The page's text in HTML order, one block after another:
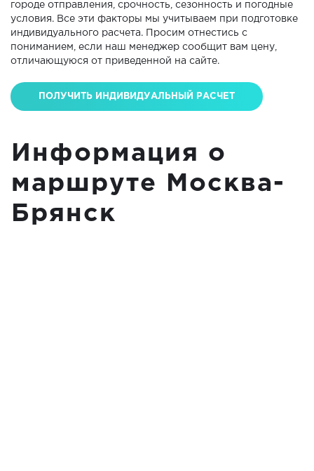
городе отправления, срочность, сезонность и погодные
условия. Все эти факторы мы учитываем при подготовке
индивидуального расчета. Просим отнестись с
пониманием, если наш менеджер сообщит вам цену,
отличающуюся от приведенной на сайте.
ПОЛУЧИТЬ ИНДИВИДУАЛЬНЫЙ РАСЧЕТ
Информация о
маршруте Москва-
Брянск